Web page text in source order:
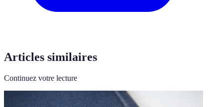
Articles similaires
Continuez votre lecture